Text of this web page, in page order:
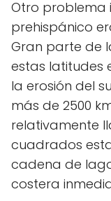
Otro
prehispánico
Gran parte de
estas latitudes
la erosión del
más de 2500
relativamente
cuadrados
cadena de
costera